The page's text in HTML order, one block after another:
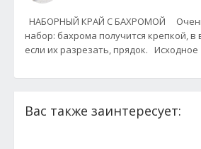
НАБОРНЫЙ КРАЙ С БАХРОМОЙ Очень интересный
набор: бахрома получится крепкой, в
если их разрезать, прядок. Исходное
Вас также заинтересует: